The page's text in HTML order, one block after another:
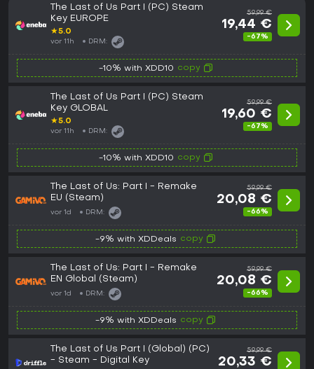
The Last of Us Part I (PC) Steam
Key EUROPE
★5.0
vor 11h DRM:
59,99 €
19,44 €
-67%
-10% with XDD10 copy
The Last of Us Part I (PC) Steam
Key GLOBAL
★5.0
vor 11h DRM:
59,99 €
19,60 €
-67%
-10% with XDD10 copy
The Last of Us: Part I - Remake
EU (Steam)
vor 1d DRM:
59,99 €
20,08 €
-66%
-9% with XDDeals copy
The Last of Us: Part I - Remake
EN Global (Steam)
vor 1d DRM:
59,99 €
20,08 €
-66%
-9% with XDDeals copy
The Last of Us Part I (Global) (PC)
- Steam - Digital Key
59,99 €
20,33 €